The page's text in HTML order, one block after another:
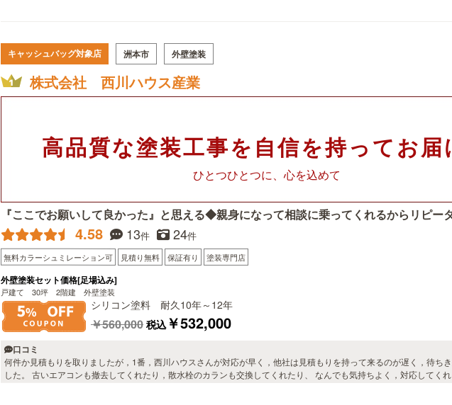
キャッシュバッグ対象店 洲本市 外壁塗装
株式会社 西川ハウス産業
ひとつひとつに、心を込めて
高品質な塗装工事を自信を持ってお届
『ここでお願いして良かった』と思える◆親身になって相談に乗ってくれるからリピー
4.58 13件 24件
無料カラーシュミレーション可 見積り無料 保証有り 塗装専門店
外壁塗装セット価格[足場込み]
戸建て 30坪 2階建 外壁塗装
シリコン塗料 耐久10年～12年
￥560,000 税込￥532,000
口コミ
何件か見積もりを取りましたが，1番，西川ハウスさんが対応が早く，他社は見積もりを持って来るのが遅く，待ち
した。 古いエアコンも撤去してくれたり，散水栓のカランも交換してくれたり、 なんでも気持ちよく，対応してく